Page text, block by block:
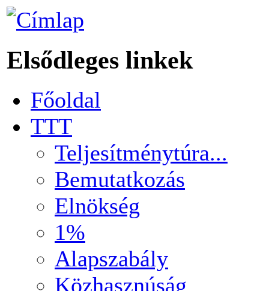
Elsődleges linkek
Főoldal
TTT
Teljesítménytúra...
Bemutatkozás
Elnökség
1%
Alapszabály
Közhasznúság